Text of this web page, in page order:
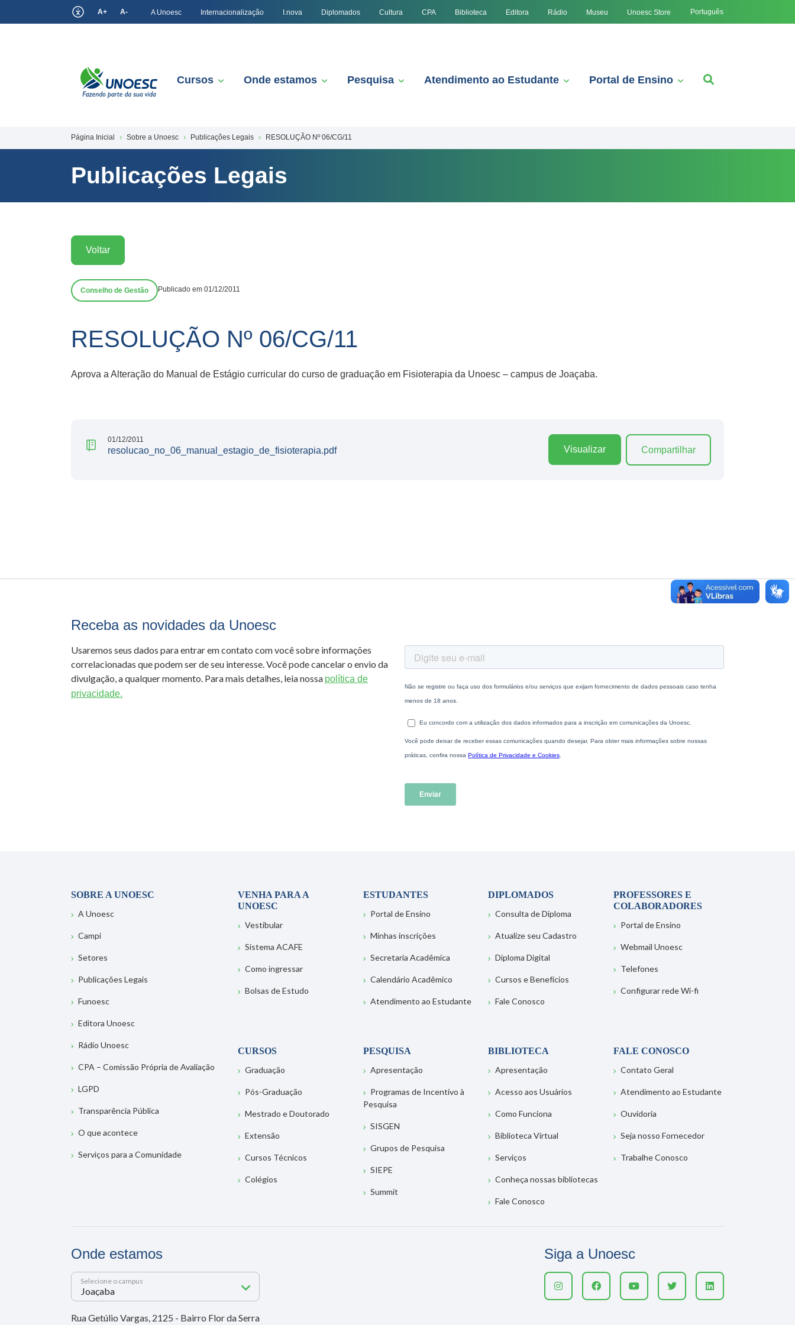
A+ A- A Unoesc Internacionalização I.nova Diplomados Cultura CPA Biblioteca Editora Rádio Museu Unoesc Store Português
Cursos Onde estamos Pesquisa Atendimento ao Estudante Portal de Ensino
Página Inicial Sobre a Unoesc Publicações Legais RESOLUÇÃO Nº 06/CG/11
Publicações Legais
Voltar
Conselho de Gestão Publicado em 01/12/2011
RESOLUÇÃO Nº 06/CG/11
Aprova a Alteração do Manual de Estágio curricular do curso de graduação em Fisioterapia da Unoesc – campus de Joaçaba.
01/12/2011
resolucao_no_06_manual_estagio_de_fisioterapia.pdf Visualizar Compartilhar
Receba as novidades da Unoesc
Usaremos seus dados para entrar em contato com você sobre informações
correlacionadas que podem ser de seu interesse. Você pode cancelar o envio da
divulgação, a qualquer momento. Para mais detalhes, leia nossa política de
privacidade.
SOBRE A UNOESC
A Unoesc
Campi
Setores
Publicações Legais
Funoesc
Editora Unoesc
Rádio Unoesc
CPA – Comissão Própria de Avaliação
LGPD
Transparência Pública
O que acontece
Serviços para a Comunidade
VENHA PARA A
UNOESC
Vestibular
Sistema ACAFE
Como ingressar
Bolsas de Estudo
ESTUDANTES
Portal de Ensino
Minhas inscrições
Secretaria Acadêmica
Calendário Acadêmico
Atendimento ao Estudante
DIPLOMADOS
Consulta de Diploma
Atualize seu Cadastro
Diploma Digital
Cursos e Benefícios
Fale Conosco
PROFESSORES E
COLABORADORES
Portal de Ensino
Webmail Unoesc
Telefones
Configurar rede Wi-fi
CURSOS
Graduação
Pós-Graduação
Mestrado e Doutorado
Extensão
Cursos Técnicos
Colégios
PESQUISA
Apresentação
Programas de Incentivo à
Pesquisa
SISGEN
Grupos de Pesquisa
SIEPE
Summit
BIBLIOTECA
Apresentação
Acesso aos Usuários
Como Funciona
Biblioteca Virtual
Serviços
Conheça nossas bibliotecas
Fale Conosco
FALE CONOSCO
Contato Geral
Atendimento ao Estudante
Ouvidoria
Seja nosso Fornecedor
Trabalhe Conosco
Onde estamos
Selecione o campus
Rua Getúlio Vargas, 2125 - Bairro Flor da Serra
Siga a Unoesc